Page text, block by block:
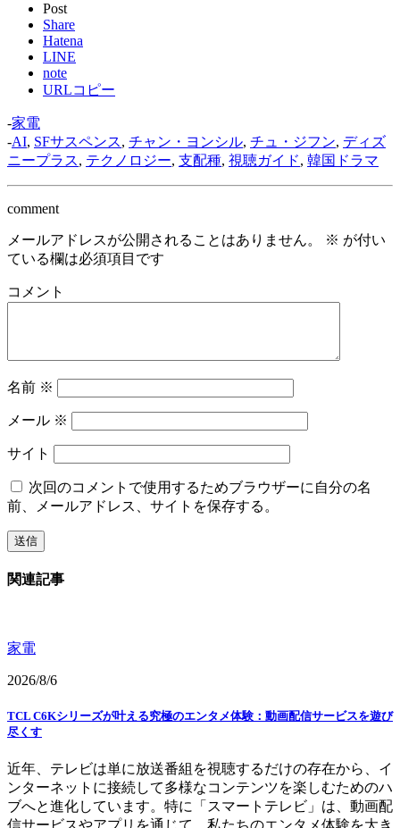
Post
Share
Hatena
LINE
note
URLコピー
-家電
-AI, SFサスペンス, チャン・ヨンシル, チュ・ジフン, ディズ
ニープラス, テクノロジー, 支配種, 視聴ガイド, 韓国ドラマ
comment
メールアドレスが公開されることはありません。 ※ が付い
ている欄は必須項目です
コメント
名前 ※
メール ※
サイト
次回のコメントで使用するためブラウザーに自分の名
前、メールアドレス、サイトを保存する。
関連記事
家電
2026/8/6
TCL C6Kシリーズが叶える究極のエンタメ体験：動画配信サービスを遊び
尽くす
近年、テレビは単に放送番組を視聴するだけの存在から、イ
ンターネットに接続して多様なコンテンツを楽しむためのハ
ブへと進化しています。特に「スマートテレビ」は、動画配
信サービスやアプリを通じて、私たちのエンタメ体験を大き